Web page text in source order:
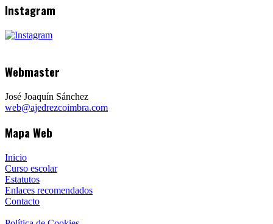
Instagram
Webmaster
José Joaquín Sánchez
web@ajedrezcoimbra.com
Mapa Web
Inicio
Curso escolar
Estatutos
Enlaces recomendados
Contacto